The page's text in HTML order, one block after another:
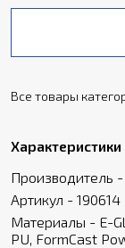
Все товары
Характеристики
Производитель -
Артикул - 190614
Материалы - E-
PU, FormCast